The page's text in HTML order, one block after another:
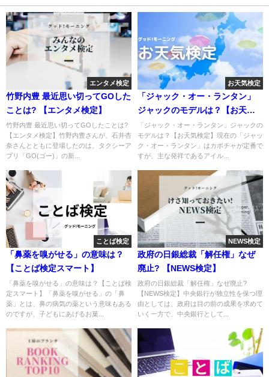
エンタメ検定
竹野内豊 最近思い切ってGOした
ことは? 【エンタメ検定】
竹野内豊 最近思い切ってGOしたことは?
【エンタメ検定】竹野内豊さんが、石井杏
奈さんとともに登場したのは、タクシーア
プリ「GO(ゴー)」の新...
お天気検定
「ジャック・オー・ランタン」
ジャックのモデルは？【お天気
検定】
「ジャック・オー・ランタン」ジャックの
モデルは？【お天気検定】現在の「ジャッ
ク・オー・ランタン」はカボチャが定番で
すが、主な発祥であるアイル...
ことば検定
「鼻薬を嗅がせる」の意味は？
【ことば検定スマート】
「鼻薬を嗅がせる」の意味は？【ことば検
定スマート】「鼻薬を嗅がせる」の「鼻
薬」とは、鼻の病気の薬という意味もある
のですが、子どもにあげるお菓...
NEWS検定
政府の日銀総裁「解任権」なぜ
廃止? 【NEWS検定】
政府の日銀総裁「解任権」なぜ廃止?
【NEWS検定】中央銀行が独立性を保つ理
由としては、政府は目の前の成果を求めて
いく一方で、中央銀行として...